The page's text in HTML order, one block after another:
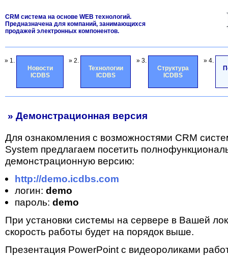
CRM система на основе WEB технологий.
Предназначена для компаний, занимающихся
продажей электронных компонентов.
» 1.
Новости
ICDBS
» 2.
Технологии
ICDBS
» 3.
Структура
ICDBS
» 4.
» Демонстрационная версия
Для ознакомления с возможностями CRM
System предлагаем посетить
демонстрационную версию:
http://demo.icdbs.com
логин: demo
пароль: demo
При установки системы на сервере в Вашей
скорость работы будет на порядок выше.
Презентация PowerPoint с видеороликами